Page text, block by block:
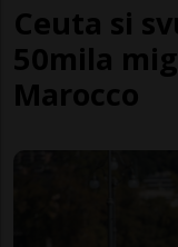
Ceuta si
50mila
Marocco